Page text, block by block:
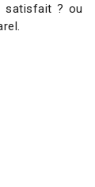
satisfait ? ou